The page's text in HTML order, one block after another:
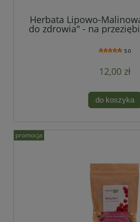
Herbata Lipowo-
do zdrowia" - na
5.0
12,00 zł
do koszyka
promocja